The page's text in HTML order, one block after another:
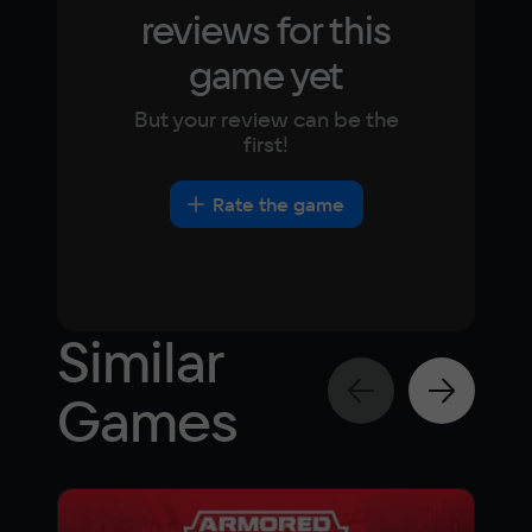
Nvidia Geforce RTX 3070 / AMD Radeon RX
6700 XTreviews for this
game yet
But your review can be the
first!
Rate the game
Similar
Games